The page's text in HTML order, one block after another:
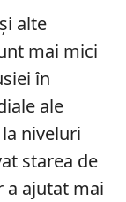
alte
mai mici
în
ale
niveluri
starea de
a ajutat mai